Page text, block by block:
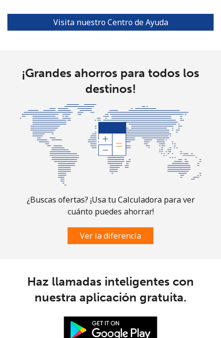
Visita nuestro Centro de Ayuda
¡Grandes ahorros para todos los
destinos!
¿Buscas ofertas? ¡Usa tu Calculadora para ver
cuánto puedes ahorrar!
Ver la diferencia
Haz llamadas inteligentes con
nuestra aplicación gratuita.